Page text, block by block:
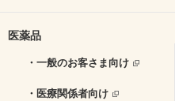
医薬品
・一般のお客さま向け
・医療関係者向け